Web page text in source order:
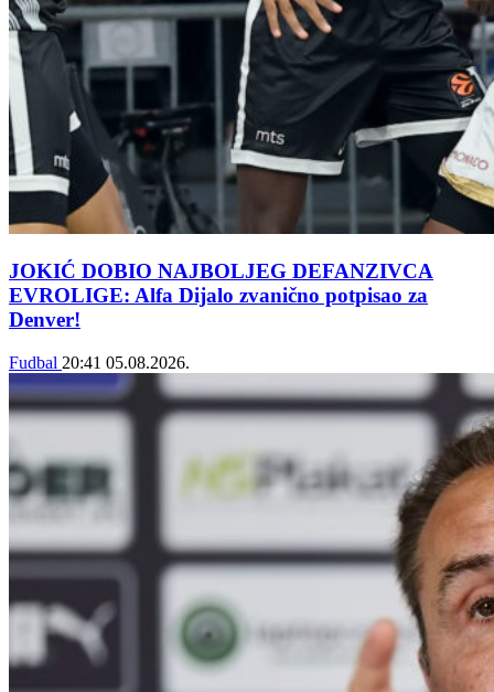
JOKIĆ DOBIO NAJBOLJEG DEFANZIVCA
EVROLIGE: Alfa Dijalo zvanično potpisao za
Denver!
Fudbal 20:41 05.08.2026.